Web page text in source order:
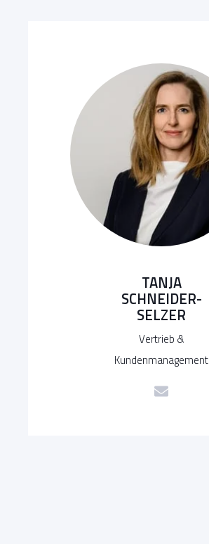
TANJA
SCHNEIDER-
SELZER
Vertrieb &
Kundenmanagement